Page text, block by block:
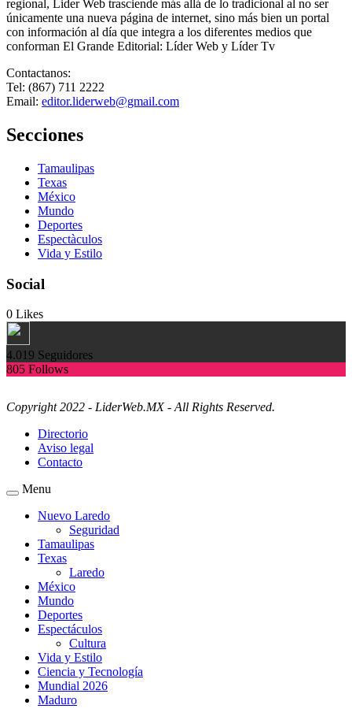
regional, Lider Web trasciende más allá de lo tradicional al no ser
únicamente una nueva página de internet, sino más bien un portal
con información al día que integra a los diferentes medios que
conforman El Grande Editorial: Líder Web y Líder Tv
Contactanos:
Tel: (867) 711 2222
Email: editor.liderweb@gmail.com
Secciones
Tamaulipas
Texas
México
Mundo
Deportes
Espectàculos
Vida y Estilo
Social
0 Likes
4.019 Seguidores
805 Follows
Copyright 2022 - LiderWeb.MX - All Rights Reserved.
Directorio
Aviso legal
Contacto
Menu
Nuevo Laredo
Seguridad
Tamaulipas
Texas
Laredo
México
Mundo
Deportes
Espectáculos
Cultura
Vida y Estilo
Ciencia y Tecnología
Mundial 2026
Maduro